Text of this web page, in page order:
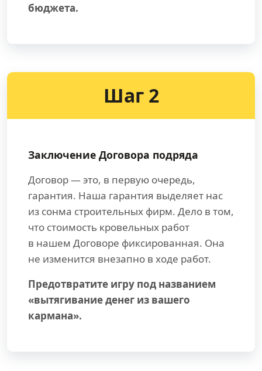
бюджета.
Шаг 2
Заключение Договора подряда
Договор — это, в первую очередь,
гарантия. Наша гарантия выделяет нас
из сонма строительных фирм. Дело в том,
что стоимость кровельных работ
в нашем Договоре фиксированная. Она
не изменится внезапно в ходе работ.
Предотвратите игру под названием
«вытягивание денег из вашего
кармана».